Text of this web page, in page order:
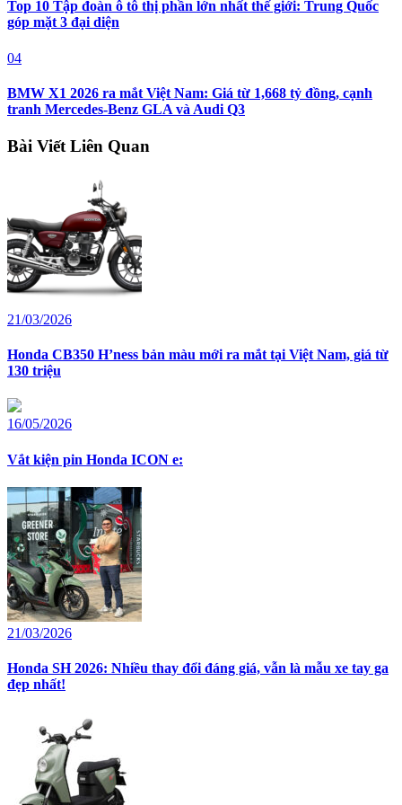
Top 10 Tập đoàn ô tô thị phần lớn nhất thế giới: Trung Quốc
góp mặt 3 đại diện
04
BMW X1 2026 ra mắt Việt Nam: Giá từ 1,668 tỷ đồng, cạnh
tranh Mercedes-Benz GLA và Audi Q3
Bài Viết Liên Quan
21/03/2026
Honda CB350 H’ness bản màu mới ra mắt tại Việt Nam, giá từ
130 triệu
16/05/2026
Vắt kiện pin Honda ICON e:
21/03/2026
Honda SH 2026: Nhiều thay đổi đáng giá, vẫn là mẫu xe tay ga
đẹp nhất!